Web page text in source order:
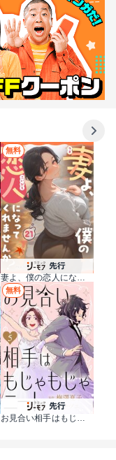
無料
妻よ、僕の恋人になってくれませんか？
無料